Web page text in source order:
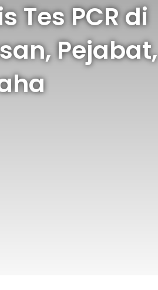
Tes PCR di
Pejabat,